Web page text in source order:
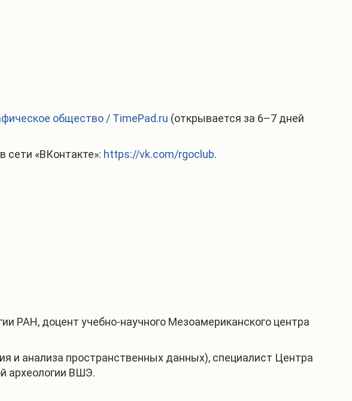
общество / TimePad.ru (открывается за 6–7 дней
сети «ВКонтакте»: https://vk.com/rgoclub.
РАН, доцент учебно-научного Мезоамериканского центра
и анализа пространственных данных), специалист Центра
археологии ВШЭ.